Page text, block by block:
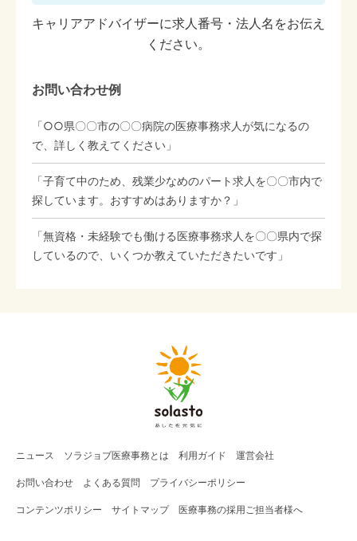
キャリアアドバイザーに求人番号・法人名をお伝え
ください。
お問い合わせ例
「○○県〇〇市の〇〇病院の医療事務求人が気になるの
で、詳しく教えてください」
「子育て中のため、残業少なめのパート求人を〇〇市内で
探しています。おすすめはありますか？」
「無資格・未経験でも働ける医療事務求人を〇〇県内で探
しているので、いくつか教えていただきたいです」
ニュース ソラジョブ医療事務 とは 利用ガイド 運営会社
お問い合わせ よくある質問 プライバシーポリシー
コンテンツポリシー サイトマップ 医療事務の採用ご担当者様へ